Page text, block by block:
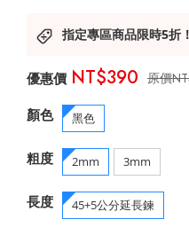
指定專區商品限時5折
NT$390
顏色 黑色
粗度 2mm 3mm
長度 45+5公分延長鍊